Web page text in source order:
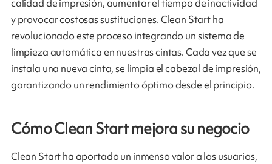
calidad de impresión, aumentar el tiempo de inactividad
y provocar costosas sustituciones. Clean Start ha
revolucionado este proceso integrando un sistema de
limpieza automática en nuestras cintas. Cada vez que se
instala una nueva cinta, se limpia el cabezal de impresión,
garantizando un rendimiento óptimo desde el principio.
Cómo Clean Start mejora su negocio
Clean Start ha aportado un inmenso valor a los usuarios,